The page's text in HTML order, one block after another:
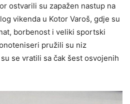
ostvarili su zapažen nastup na
vikenda u Kotor Varoš, gdje su
borbenost i veliki sportski
pružili su niz
se vratili sa čak šest osvojenih